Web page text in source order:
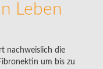
Leben
nachweislich die
um bis zu